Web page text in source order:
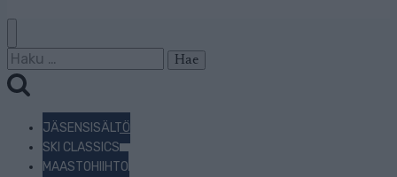
Haku:
JÄSENSISÄLTÖ
SKI CLASSICS
MAASTOHIIHTO